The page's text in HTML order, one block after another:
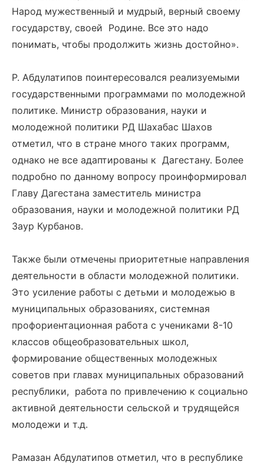
Народ мужественный и мудрый, верный своему
государству, своей Родине. Все это надо
понимать, чтобы продолжить жизнь достойно».
Р. Абдулатипов поинтересовался реализуемыми
государственными программами по молодежной
политике. Министр образования, науки и
молодежной политики РД Шахабас Шахов
отметил, что в стране много таких программ,
однако не все адаптированы к Дагестану. Более
подробно по данному вопросу проинформировал
Главу Дагестана заместитель министра
образования, науки и молодежной политики РД
Заур Курбанов.
Также были отмечены приоритетные направления
деятельности в области молодежной политики.
Это усиление работы с детьми и молодежью в
муниципальных образованиях, системная
профориентационная работа с учениками 8-10
классов общеобразовательных школ,
формирование общественных молодежных
советов при главах муниципальных образований
республики, работа по привлечению к социально
активной деятельности сельской и трудящейся
молодежи и т.д.
Рамазан Абдулатипов отметил, что в республике